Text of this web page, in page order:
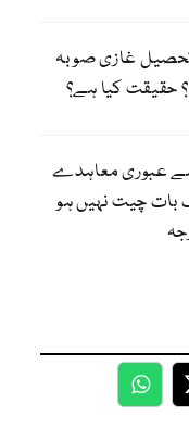
تحصیل غازی صوبہ
حقیقت کیا ہے؟
عبوری معاہدے
بات چیت نہیں ہو